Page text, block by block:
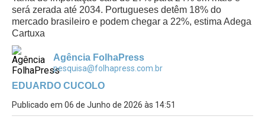
será zerada até 2034. Portugueses detêm 18% do
mercado brasileiro e podem chegar a 22%, estima Adega
Cartuxa
Agência FolhaPress
pesquisa@folhapress.com.br
EDUARDO CUCOLO
Publicado em 06 de Junho de 2026 às 14:51